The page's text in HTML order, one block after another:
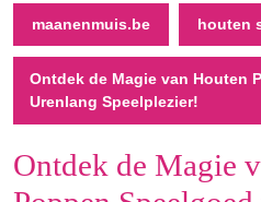
maanenmuis.be houten
Ontdek de Magie van Houten
Urenlang Speelplezier!
Ontdek de Magie